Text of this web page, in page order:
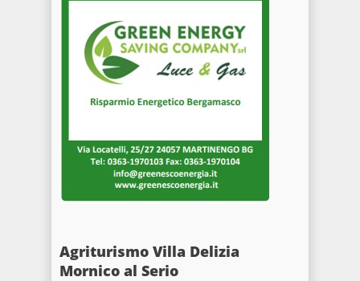
Agriturismo Villa Delizia
Mornico al Serio